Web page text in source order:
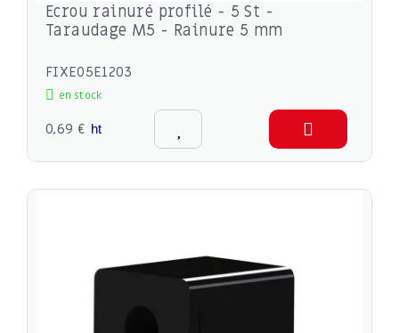
Ecrou rainuré profilé - 5 St -
Taraudage M5 - Rainure 5 mm
FIXE05E1203
en stock
0,69 € ht